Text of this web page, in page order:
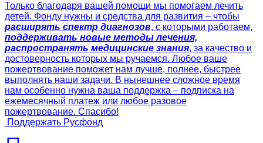
Только благодаря вашей помощи мы помогаем лечить
детей. Фонду нужны и средства для развития – чтобы
расширять спектр диагнозов, с которыми работаем,
поддерживать новые методы лечения,
распространять медицинские знания, за качество и
достоверность которых мы ручаемся. Любое ваше
пожертвование поможет нам лучше, полнее, быстрее
выполнять наши задачи. В нынешнее сложное время
нам особенно нужна ваша поддержка – подписка на
ежемесячный платеж или любое разовое
пожертвование. Спасибо!
Поддержать Русфонд